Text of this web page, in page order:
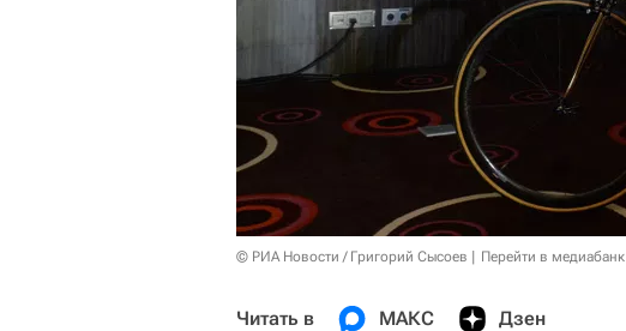
© РИА Новости / Григорий Сысоев Перейти в медиабанк
Читать в МАКС Дзен